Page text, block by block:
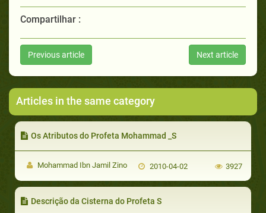
Compartilhar :
Previous article Next article
Articles in the same category
Os Atributos do Profeta Mohammad _S
Mohammad Ibn Jamil Zino 2010-04-02 3927
Descrição da Cisterna do Profeta S